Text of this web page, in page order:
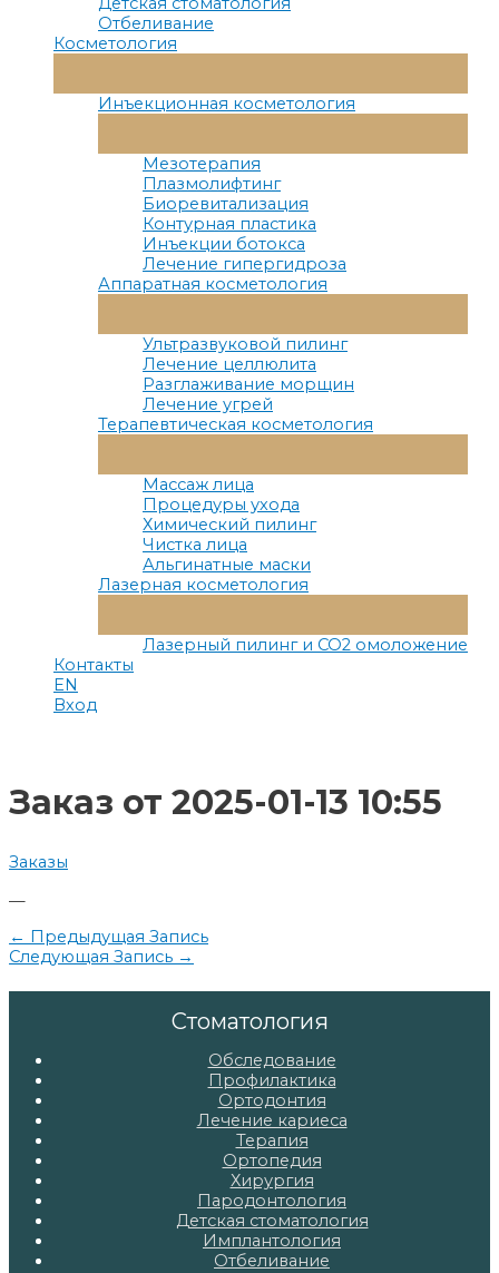
Отбеливание
Косметология
Меню
Инъекционная косметология
Меню
Мезотерапия
Плазмолифтинг
Биоревитализация
Контурная пластика
Инъекции ботокса
Лечение гипергидроза
Аппаратная косметология
Меню
Ультразвуковой пилинг
Лечение целлюлита
Разглаживание морщин
Лечение угрей
Терапевтическая косметология
Меню
Массаж лица
Процедуры ухода
Химический пилинг
Чистка лица
Альгинатные маски
Лазерная косметология
Меню
Лазерный пилинг и СО2 омоложение
Контакты
EN
Вход
Заказ от 2025-01-13 10:55
Заказы
—
Навигация
по
← Предыдущая Запись
Следующая Запись →
Стоматология
Обследование
Профилактика
Ортодонтия
Лечение кариеса
Терапия
Ортопедия
Хирургия
Пародонтология
Детская стоматология
Имплантология
Отбеливание